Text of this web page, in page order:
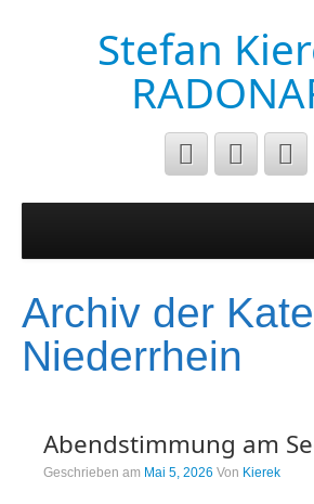
Stefan
Musik&Art
Surreal
Luftaufnahmen
Archiv der
Niederrhein
Abendstimmung am
Geschrieben am Mai 5, 2026 Von Kierek